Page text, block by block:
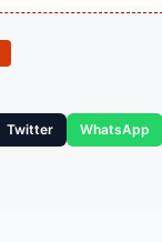
Twitter WhatsApp